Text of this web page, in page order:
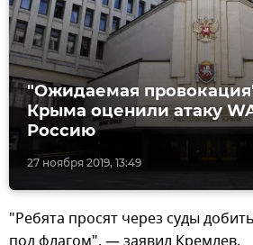
27 ноября 2019, 13:49
"Ожидаемая
Крыма оценили атаку
Россию
"Ребята просят через суды